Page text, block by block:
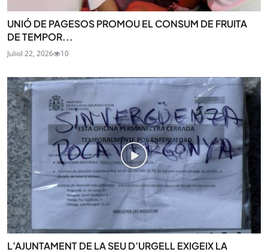
UNIÓ DE PAGESOS PROMOU EL CONSUM DE FRUITA
DE TEMPOR...
Juliol 22, 2026 10
L’AJUNTAMENT DE LA SEU D’URGELL EXIGEIX LA